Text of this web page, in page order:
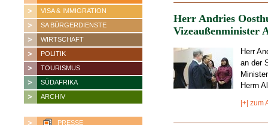
VISA & IMMIGRATION
SA BÜRGERDIENSTE
WIRTSCHAFT
POLITIK
TOURISMUS
SÜDAFRIKA
ARCHIV
PRESSE
Herr Andries
Vizeaußenminister
Herr
an der
Herrn
|+| zum